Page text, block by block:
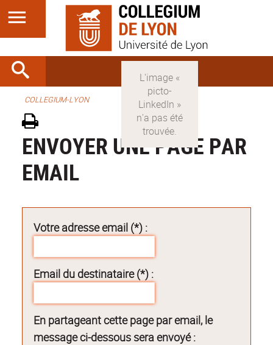
COLLEGIUM-LYON
ENVOYER UNE PAGE PAR
EMAIL
Votre adresse email (*) :
Email du destinataire (*) :
En partageant cette page par email, le
message ci-dessous sera envoyé :